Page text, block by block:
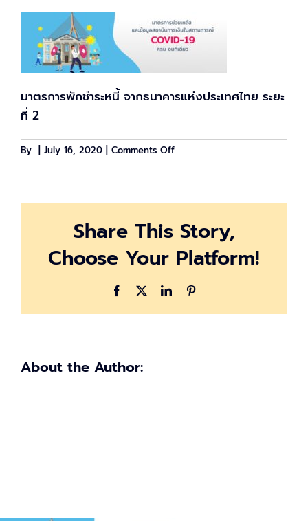
มาตรการพักชำระหนี้ จากธนาคารแห่งประเทศไทย ระยะ
ที่ 2
By July 16, 2020 Comments Offon
มาตรการ
ข้อมูล
สถาบัน
การ
โค
Share This Story,
Choose Your Platform!
Facebook LinkedIn
About the Author: